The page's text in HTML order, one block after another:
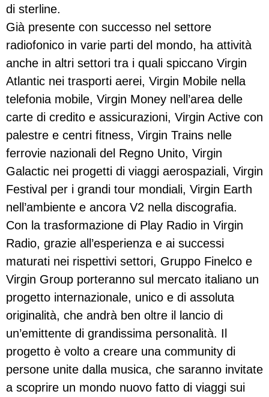
di sterline.
Già presente con successo nel settore
radiofonico in varie parti del mondo, ha attività
anche in altri settori tra i quali spiccano Virgin
Atlantic nei trasporti aerei, Virgin Mobile nella
telefonia mobile, Virgin Money nell’area delle
carte di credito e assicurazioni, Virgin Active con
palestre e centri fitness, Virgin Trains nelle
ferrovie nazionali del Regno Unito, Virgin
Galactic nei progetti di viaggi aerospaziali, Virgin
Festival per i grandi tour mondiali, Virgin Earth
nell’ambiente e ancora V2 nella discografia.
Con la trasformazione di Play Radio in Virgin
Radio, grazie all’esperienza e ai successi
maturati nei rispettivi settori, Gruppo Finelco e
Virgin Group porteranno sul mercato italiano un
progetto internazionale, unico e di assoluta
originalità, che andrà ben oltre il lancio di
un’emittente di grandissima personalità. Il
progetto è volto a creare una community di
persone unite dalla musica, che saranno invitate
a scoprire un mondo nuovo fatto di viaggi sui